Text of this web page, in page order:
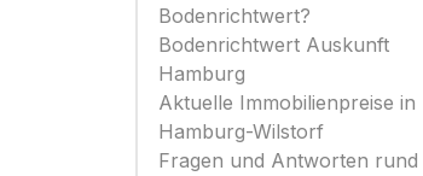
Bodenrichtwert?
Bodenrichtwert Auskunft
Hamburg
Aktuelle Immobilienpreise in
Hamburg-Wilstorf
Fragen und Antworten rund